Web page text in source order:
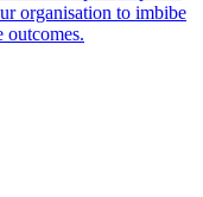
organisation to imbibe
outcomes.